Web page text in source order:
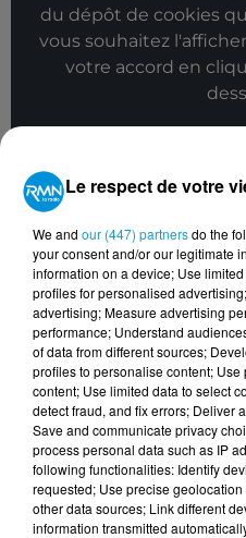
du dépôt de cookies
vous souhaitez
votre accord en
Afficher
TITRES DIFFUSÉS
4h23
4h23
U2
Where The Streets
Have No Name
4h19
4h19
Le respect de votre
We and our (447) partnersdo the
your consent and/or our legitimate
information on a device; Use
profiles for personalised
advertising; Measure advertising
performance; Understand
of data from different sources;
profiles to personalise content;
content; Use limited data to select
detect fraud, and fix errors; Deliver
Save and communicate privacy
process personal data such as IP
following functionalities: Identify
requested; Use precise
other data sources; Link different
information transmitted